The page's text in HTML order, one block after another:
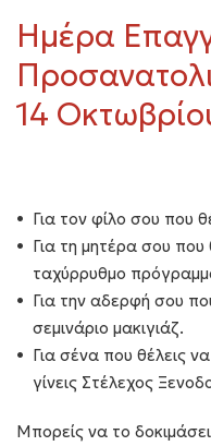
Ημέρα
14
Για τον φίλο σου που
Για τη μητέρα σου
ταχύρρυθμο
Για την αδερφή σου
σεμινάριο μακιγιάζ.
Για σένα που θέλεις
γίνεις Στέλεχος
Μπορείς να το